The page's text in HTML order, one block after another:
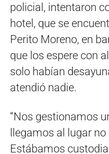
policial, intentaron
hotel, que se
Perito Moreno, en
que los espere con
solo habían
atendió nadie.
“Nos gestionamos
llegamos al lugar
Estábamos